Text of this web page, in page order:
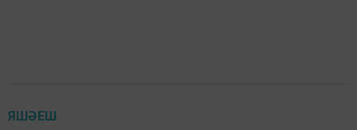
ЯШӘЕШ